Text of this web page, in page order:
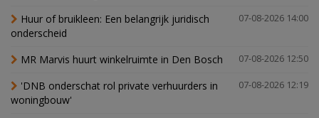
07-08-2026 14:00
Huur of bruikleen: Een belangrijk juridisch
onderscheid
07-08-2026 12:50
MR Marvis huurt winkelruimte in Den Bosch
07-08-2026 12:19
'DNB onderschat rol private verhuurders in
woningbouw'